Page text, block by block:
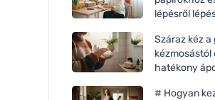
lépésről
Száraz kéz a
kézmosástól
hatékony
# Hogyan